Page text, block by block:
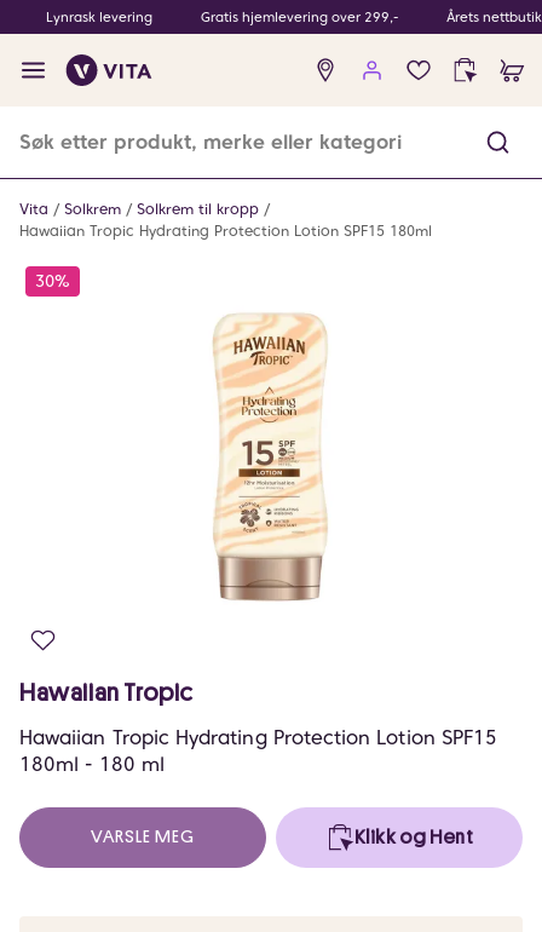
Lynrask levering Gratis hjemlevering over 299,- Årets
Ingen
produkter
Vita Solkrem
Solkrem til kropp
Hawaiian Tropic Hydrating Protection Lotion SPF15 180ml
30%
Hawaiian Tropic
Hawaiian Tropic Hydrating Protection Lotion SPF15
180ml - 180 ml
VARSLE MEG Klikk og Hent